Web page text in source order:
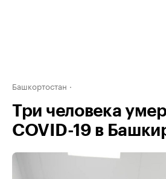
Башкортостан
Три человека
COVID-19 в